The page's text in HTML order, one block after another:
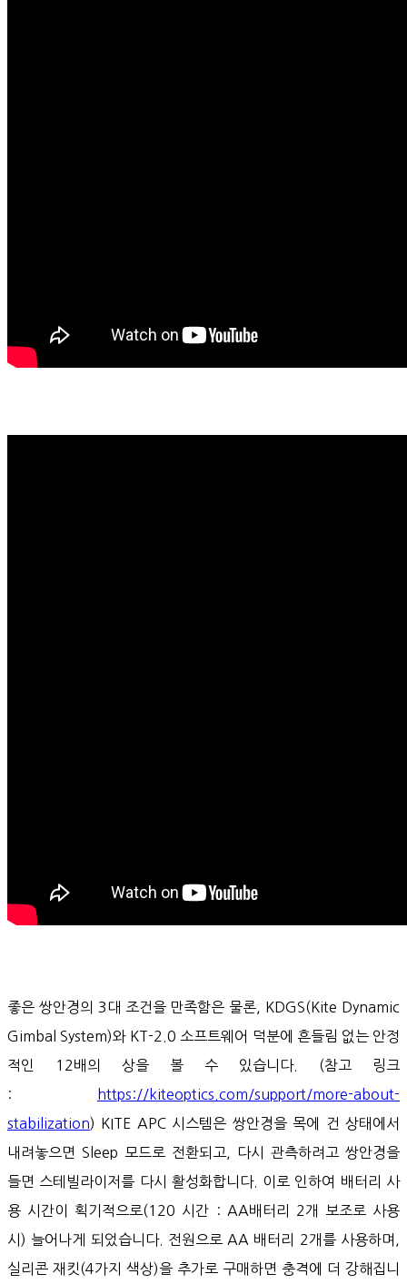
좋은 쌍안경의 3대 조건을 만족함은 물론, KDGS(Kite Dynamic
Gimbal System)와 KT-2.0 소프트웨어 덕분에 흔들림 없는 안정
적인 12배의 상을 볼 수 있습니다. (참고 링크
:
https://kiteoptics.com/support/more-about-
stabilization) KITE APC 시스템은 쌍안경을 목에 건 상태에서
내려놓으면 Sleep 모드로 전환되고, 다시 관측하려고 쌍안경을
들면 스테빌라이저를 다시 활성화합니다. 이로 인하여 배터리 사
용 시간이 획기적으로(120 시간 : AA배터리 2개 보조로 사용
시) 늘어나게 되었습니다. 전원으로 AA 배터리 2개를 사용하며,
실리콘 재킷(4가지 색상)을 추가로 구매하면 충격에 더 강해집니